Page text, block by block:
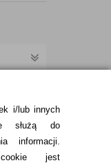
i/lub innych
służą do
informacji.
jest